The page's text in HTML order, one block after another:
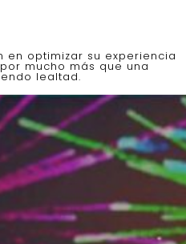
en optimizar su experiencia
mucho más que una
lealtad.